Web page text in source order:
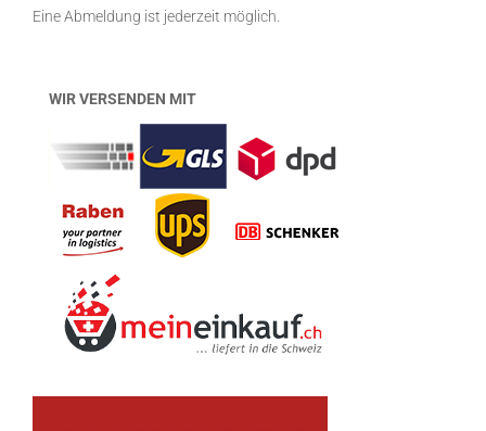
Eine Abmeldung ist jederzeit möglich.
WIR VERSENDEN MIT